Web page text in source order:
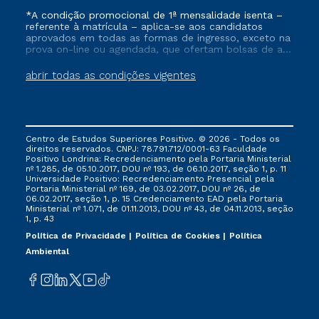
abrir todas as condições vigentes
*A condição promocional de 1ª mensalidade isenta –
referente à matrícula – aplica-se aos candidatos
aprovados em todas as formas de ingresso, exceto na
prova on-line ou agendada, que ofertam bolsas de até
vigente, que ainda não tenham efetivado e/ou não
tenham cancelado ou trancado sua matrícula em uma
via FIES, Prouni e outros programas governamentais, e
não se acumula com nenhuma outra campanha
ofertada pela Instituição.
Centro de Estudos Superiores Positivo. © 2026 - Todos os
direitos reservados. CNPJ: 78.791.712/0001-63 Faculdade
Positivo Londrina: Recredenciamento pela Portaria Ministerial
nº 1.285, de 05.10.2017, DOU nº 193, de 06.10.2017, seção 1, p. 11
Universidade Positivo: Recredenciamento Presencial ​pela
Portaria Ministerial nº 169, de 03.02.2017, DOU nº 26, de
06.02.2017, seção 1, p. 15 Credenciamento EAD pela Portaria
Ministerial nº 1.071, de 01.11.2013, DOU nº 43, de 04.11.2013, seção
1, p. 43
Política de Privacidade
Política de Cookies
Política
Ambiental